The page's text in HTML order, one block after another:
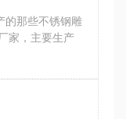
的那些不锈钢雕
家，主要生产